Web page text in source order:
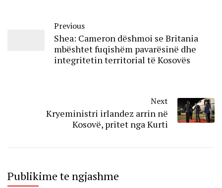
Previous
Shea: Cameron dëshmoi se Britania
mbështet fuqishëm pavarësinë dhe
integritetin territorial të Kosovës
Next
Kryeministri irlandez arrin në
Kosovë, pritet nga Kurti
Publikime te ngjashme